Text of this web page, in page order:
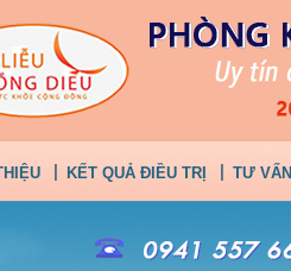
KẾT QUẢ ĐIỀU TRỊ TƯ VẤN